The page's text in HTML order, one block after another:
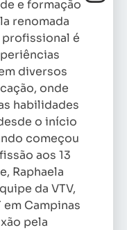
e formação
renomada
profissional é
diversos
onde
habilidades
o início
começou
aos 13
Raphaela
da VTV,
em Campinas
pela